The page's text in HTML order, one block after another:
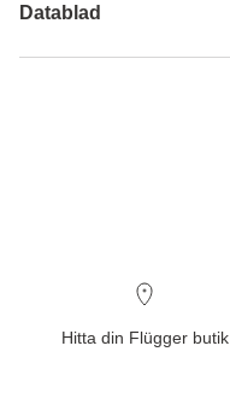
Datablad
Hitta din Flügger butik